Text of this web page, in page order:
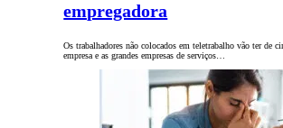
empregadora
Os trabalhadores não colocados em teletrabalho vão ter de
empresa e as grandes empresas de serviços…